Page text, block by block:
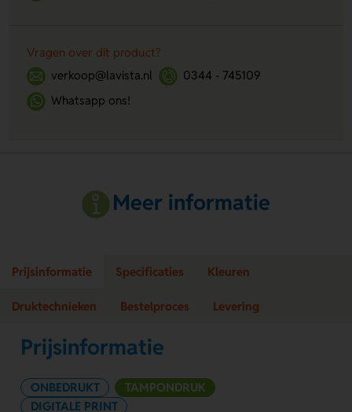
Vragen over dit product?
verkoop@lavista.nl
0344 - 745109
Whatsapp ons!
Meer informatie
Prijsinformatie Specificaties Kleuren
Druktechnieken Bestelproces Levering
Prijsinformatie
ONBEDRUKT
TAMPONDRUK
DIGITALE PRINT